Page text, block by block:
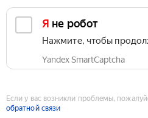
Я не робот
Нажмите, чтобы
Yandex SmartCaptcha
Если у вас возникли проблемы,
обратной связи